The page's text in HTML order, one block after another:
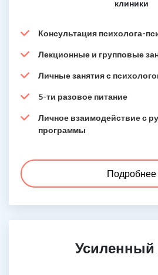
клиники
Консультация психолога-
Лекционные и групповые
Личные занятия с
5-ти разовое питание
Личное взаимодействие с
программы
Подробнее
Усиленный